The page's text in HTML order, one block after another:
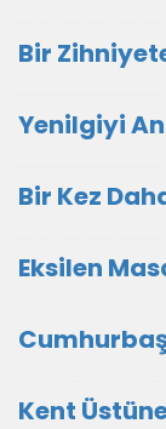
Bir
Yenilgiyi
Bir Kez
Eksilen
Kent